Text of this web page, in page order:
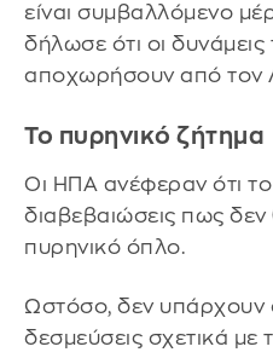
είναι συμβαλλόμενο
δήλωσε ότι οι δυνάμεις
αποχωρήσουν από τον
Το πυρηνικό ζήτημα
Οι ΗΠΑ ανέφεραν ότι το
διαβεβαιώσεις πως
πυρηνικό όπλο.
Ωστόσο, δεν υπάρχουν
δεσμεύσεις σχετικά